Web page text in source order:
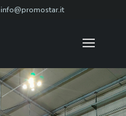
info@promostar.it